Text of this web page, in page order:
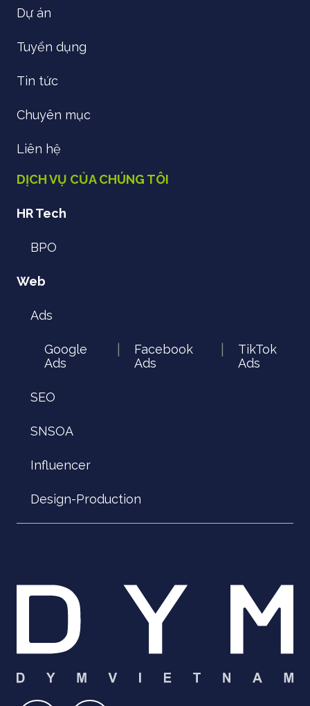
Dự án
Tuyển dụng
Tin tức
Chuyên mục
Liên hệ
DỊCH VỤ CỦA CHÚNG TÔI
HR Tech
BPO
Web
Ads
Google
Ads
Facebook
Ads
TikTok
Ads
SEO
SNSOA
Influencer
Design-Production